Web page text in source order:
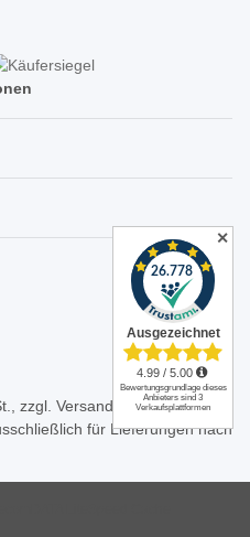
zzgl. Versand
für Lieferungen nach
✕